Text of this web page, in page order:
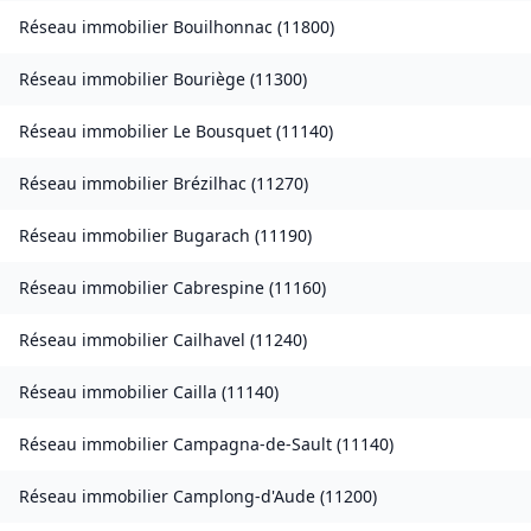
Réseau immobilier Bouilhonnac (11800)
Réseau immobilier Bouriège (11300)
Réseau immobilier Le Bousquet (11140)
Réseau immobilier Brézilhac (11270)
Réseau immobilier Bugarach (11190)
Réseau immobilier Cabrespine (11160)
Réseau immobilier Cailhavel (11240)
Réseau immobilier Cailla (11140)
Réseau immobilier Campagna-de-Sault (11140)
Réseau immobilier Camplong-d'Aude (11200)